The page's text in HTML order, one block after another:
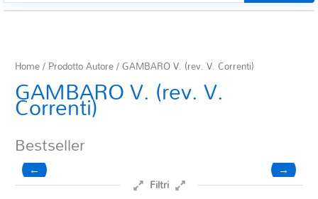
Home/ Prodotto Autore / GAMBARO V. (rev. V. Correnti)
GAMBARO V. (rev. V.
Correnti)
Bestseller
← →
Filtri